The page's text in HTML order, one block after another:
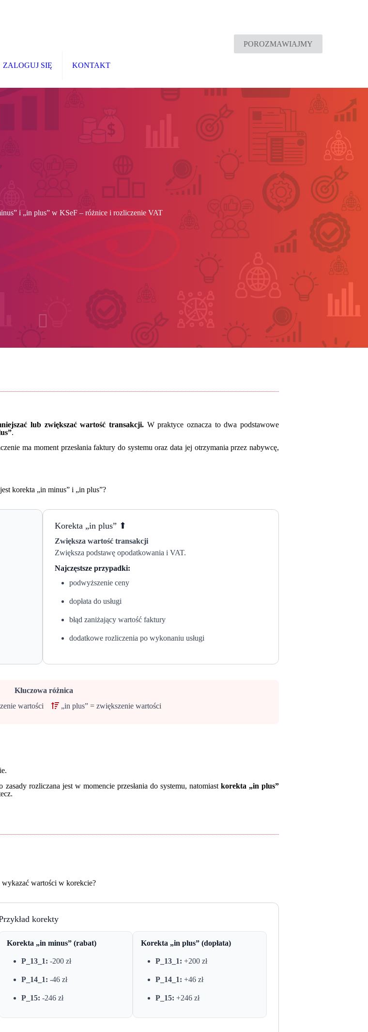
ZALOGUJ SIĘ KONTAKT
POROZMAWIAJMY
i „in plus” w KSeF – różnice i rozliczenie VAT
lub zwiększać wartość transakcji.W praktyce oznacza to dwa podstawowe
.
ma moment przesłania faktury do systemu oraz data jej otrzymania przez nabywcę,
korekta „in minus” i „in plus”?
Korekta „in plus” ⬆
Zwiększa wartość transakcji
Zwiększa podstawę opodatkowania i VAT.
Najczęstsze przypadki:
podwyższenie ceny
dopłata do usługi
błąd zaniżający wartość faktury
dodatkowe rozliczenia po wykonaniu usługi
Kluczowa różnica
wartości
„in plus” = zwiększenie wartości
rozliczana jest w momencie przesłania do systemu, natomiast korekta „in plus”
wykazać wartości w korekcie?
korekty
Korekta „in minus” (rabat)
P_13_1: -200 zł
P_14_1: -46 zł
P_15: -246 zł
Korekta „in plus” (dopłata)
P_13_1: +200 zł
P_14_1: +46 zł
P_15: +246 zł